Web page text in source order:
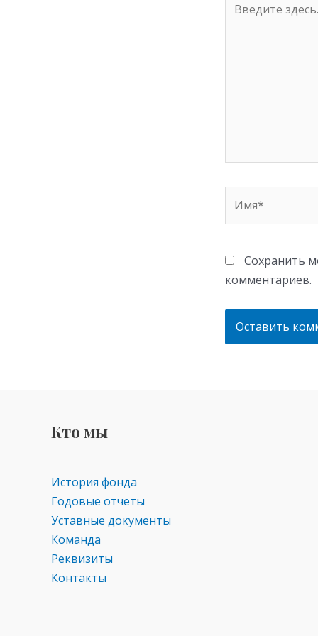
здесь...
Сохранить
комментариев.
Кто мы
История фонда
Годовые отчеты
Уставные документы
Команда
Реквизиты
Контакты